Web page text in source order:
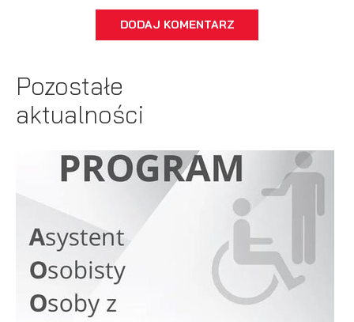
DODAJ KOMENTARZ
Pozostałe
aktualności